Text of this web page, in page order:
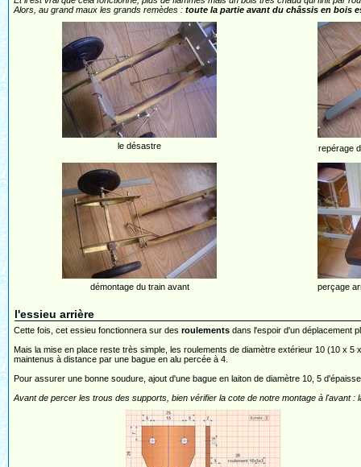
Alors, au grand maux les grands remèdes : toute la partie avant du châssis en bois
le désastre repérage
démontage du train avant perçage
l'essieu arrière
Cette fois, cet essieu fonctionnera sur des roulements dans l'espoir d'un déplacement
Mais la mise en place reste très simple, les roulements de diamètre extérieur 10 (10 x
maintenus à distance par une bague en alu percée à 4.
Pour assurer une bonne soudure, ajout d'une bague en laiton de diamètre 10, 5
Avant de percer les trous des supports, bien vérifier la cote de notre montage à l'avant :